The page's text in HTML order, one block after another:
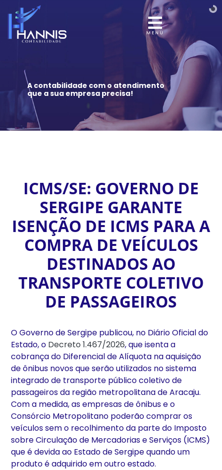
MENU
A contabilidade com o atendimento
que a sua empresa precisa!
ICMS/SE: GOVERNO DE
SERGIPE GARANTE
ISENÇÃO DE ICMS PARA A
COMPRA DE VEÍCULOS
DESTINADOS AO
TRANSPORTE COLETIVO
DE PASSAGEIROS
O Governo de Sergipe publicou, no Diário Oficial do
Estado, o Decreto 1.467/2026, que isenta a
cobrança do Diferencial de Alíquota na aquisição
de ônibus novos que serão utilizados no sistema
integrado de transporte público coletivo de
passageiros da região metropolitana de Aracaju.
Com a medida, as empresas de ônibus e o
Consórcio Metropolitano poderão comprar os
veículos sem o recolhimento da parte do Imposto
sobre Circulação de Mercadorias e Serviços (ICMS)
que é devida ao Estado de Sergipe quando um
produto é adquirido em outro estado.